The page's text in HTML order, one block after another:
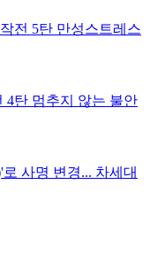
전 5탄 만성스트레스
4탄 멈추지 않는 불안
사명 변경... 차세대